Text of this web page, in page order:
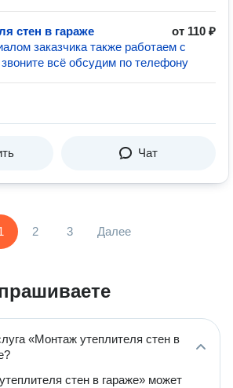
стен в гараже
от 110 ₽
заказчика также работаем с
всё обсудим по телефону
Чат
2 3 Далее
«Монтаж утеплителя стен в
стен в гараже» может